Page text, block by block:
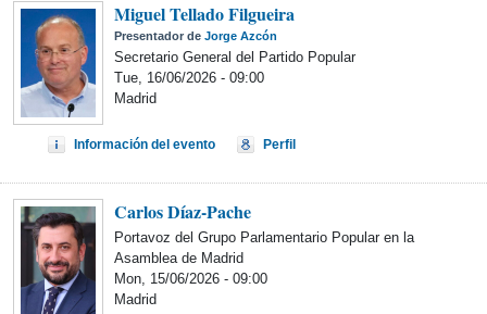
Miguel Tellado Filgueira
Presentador de Jorge Azcón
Secretario General del Partido Popular
Tue, 16/06/2026 - 09:00
Madrid
Información del evento Perfil
Carlos Díaz-Pache
Portavoz del Grupo Parlamentario Popular en la
Asamblea de Madrid
Mon, 15/06/2026 - 09:00
Madrid